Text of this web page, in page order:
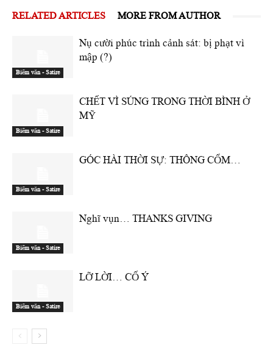
RELATED ARTICLES MORE FROM AUTHOR
Biếm văn - Satire
Nụ cười phúc trình cảnh sát: bị phạt vì
mập (?)
Biếm văn - Satire
CHẾT VÌ SÚNG TRONG THỜI BÌNH Ở
MỸ
Biếm văn - Satire
GÓC HÀI THỜI SỰ: THÔNG CỔM…
Biếm văn - Satire
Nghĩ vụn… THANKS GIVING
Biếm văn - Satire
LỠ LỜI… CỐ Ý